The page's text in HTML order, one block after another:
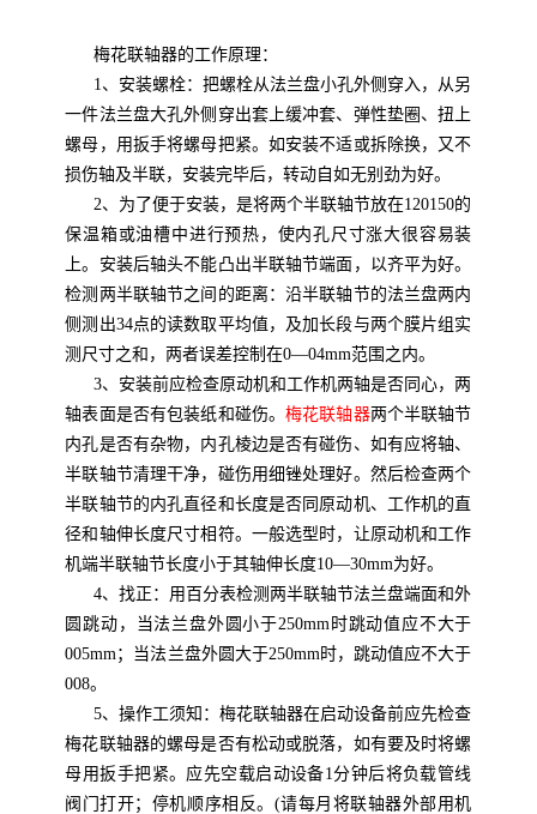
梅花联轴器的工作原理：
1、安装螺栓：把螺栓从法兰盘小孔外侧穿入，从另
一件法兰盘大孔外侧穿出套上缓冲套、弹性垫圈、扭上
螺母，用扳手将螺母把紧。如安装不适或拆除换，又不
损伤轴及半联，安装完毕后，转动自如无别劲为好。
2、为了便于安装，是将两个半联轴节放在120150的
保温箱或油槽中进行预热，使内孔尺寸涨大很容易装
上。安装后轴头不能凸出半联轴节端面，以齐平为好。
检测两半联轴节之间的距离：沿半联轴节的法兰盘两内
侧测出34点的读数取平均值，及加长段与两个膜片组实
测尺寸之和，两者误差控制在0—04mm范围之内。
3、安装前应检查原动机和工作机两轴是否同心，两
轴表面是否有包装纸和碰伤。梅花联轴器两个半联轴节
内孔是否有杂物，内孔棱边是否有碰伤、如有应将轴、
半联轴节清理干净，碰伤用细锉处理好。然后检查两个
半联轴节的内孔直径和长度是否同原动机、工作机的直
径和轴伸长度尺寸相符。一般选型时，让原动机和工作
机端半联轴节长度小于其轴伸长度10—30mm为好。
4、找正：用百分表检测两半联轴节法兰盘端面和外
圆跳动，当法兰盘外圆小于250mm时跳动值应不大于
005mm；当法兰盘外圆大于250mm时，跳动值应不大于
008。
5、操作工须知：梅花联轴器在启动设备前应先检查
梅花联轴器的螺母是否有松动或脱落，如有要及时将螺
母用扳手把紧。应先空载启动设备1分钟后将负载管线
阀门打开；停机顺序相反。(请每月将联轴器外部用机